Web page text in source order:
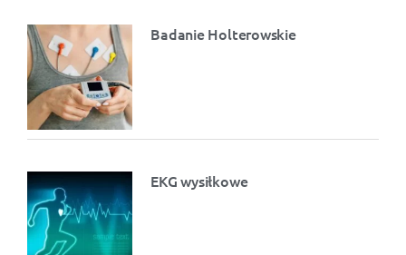
Badanie Holterowskie
EKG wysiłkowe